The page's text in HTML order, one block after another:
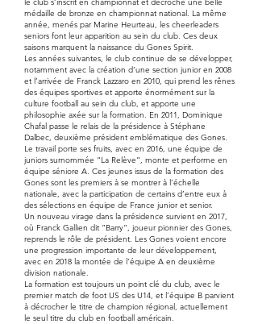
médaille de bronze en championnat national. La même
année, menés par Marine Heurteau, les cheerleaders
seniors font leur apparition au sein du club. Ces deux
saisons marquent la naissance du Gones Spirit.
Les années suivantes, le club continue de se développer,
notamment avec la création d’une section junior en 2008
et l’arrivée de Franck Lazzaro en 2010, qui prend les rênes
des équipes sportives et apporte énormément sur la
culture football au sein du club, et apporte une
philosophie axée sur la formation. En 2011, Dominique
Chafal passe le relais de la présidence à Stéphane
Dalbec, deuxième président emblématique des Gones.
Le travail porte ses fruits, avec en 2016, une équipe de
juniors surnommée “La Relève”, monte et performe en
équipe séniore A. Ces jeunes issus de la formation des
Gones sont les premiers à se montrer à l’échelle
nationale, avec la participation de certains d’entre eux à
des sélections en équipe de France junior et senior.
Un nouveau virage dans la présidence survient en 2017,
où Franck Gallien dit “Barry”, joueur pionnier des Gones,
reprends le rôle de président. Les Gones voient encore
une progression importante de leur développement,
avec en 2018 la montée de l’équipe A en deuxième
division nationale.
La formation est toujours un point clé du club, avec le
premier match de foot US des U14, et l’équipe B parvient
à décrocher le titre de champion régional, actuellement
le seul titre du club en football américain.